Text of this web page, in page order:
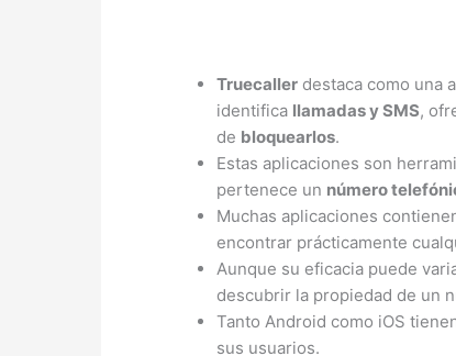
Truecaller destaca como una
identifica llamadas y SMS,
de bloquearlos.
Estas aplicaciones son
pertenece un número
Muchas aplicaciones
encontrar prácticamente
Aunque su eficacia puede
descubrir la propiedad de un
Tanto Android como iOS
sus usuarios.